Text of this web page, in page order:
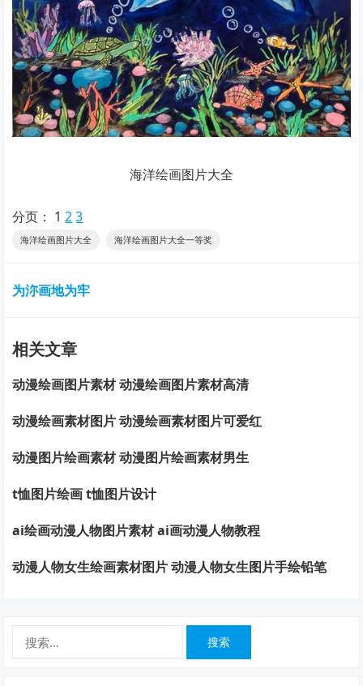
海洋绘画图片大全
分页： 1 2 3
海洋绘画图片大全 海洋绘画图片大全一等奖
为沵画地为牢
相关文章
动漫绘画图片素材 动漫绘画图片素材高清
动漫绘画素材图片 动漫绘画素材图片可爱红
动漫图片绘画素材 动漫图片绘画素材男生
t恤图片绘画 t恤图片设计
ai绘画动漫人物图片素材 ai画动漫人物教程
动漫人物女生绘画素材图片 动漫人物女生图片手绘铅笔